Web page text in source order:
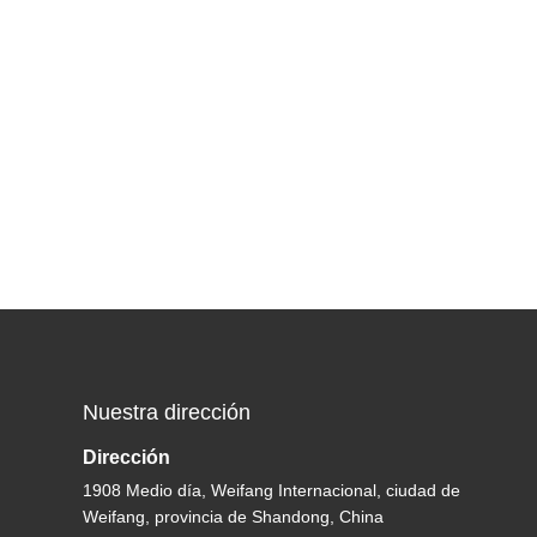
Nuestra dirección
Dirección
1908 Medio día, Weifang Internacional, ciudad de
Weifang, provincia de Shandong, China